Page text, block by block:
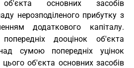
основних засобів
нерозподіленого прибутку з
додаткового капіталу.
дооцінок об'єкта
сумою попередніх уцінок
цього об'єкта основних засобів